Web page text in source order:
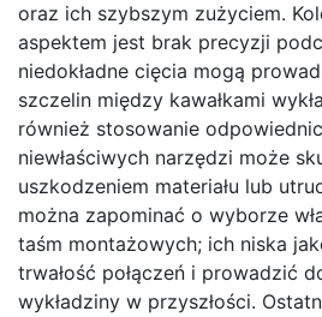
oraz ich szybszym zużyciem.
aspektem jest brak precyzji
niedokładne cięcia mogą
szczelin między kawałkami
również stosowanie
niewłaściwych narzędzi może
uszkodzeniem materiału lub
można zapominać o wyborze
taśm montażowych; ich niska
trwałość połączeń i prowadzić
wykładziny w przyszłości.